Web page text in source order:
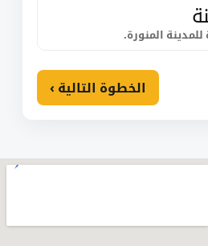
للمدينة المنورة.
الخطوة التالية ›